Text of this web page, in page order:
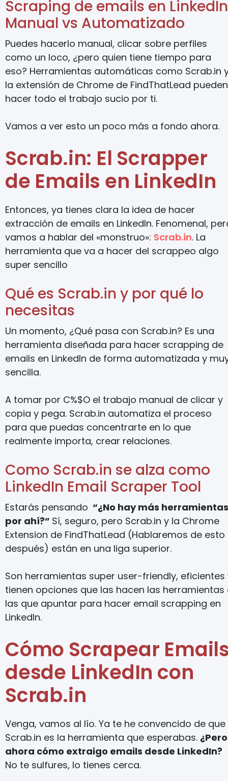
Scraping de emails en LinkedIn
Manual vs Automatizado
Puedes hacerlo manual, clicar sobre perfiles
como un loco, ¿pero quien tiene tiempo para
eso? Herramientas automáticas como Scrab.in
la extensión de Chrome de FindThatLead pueden
hacer todo el trabajo sucio por ti.
Vamos a ver esto un poco más a fondo ahora.
Scrab.in: El Scrapper
de Emails en LinkedIn
Entonces, ya tienes clara la idea de hacer
extracción de emails en LinkedIn. Fenomenal,
vamos a hablar del «monstruo»: Scrab.in. La
herramienta que va a hacer del scrappeo algo
super sencillo
Qué es Scrab.in y por qué lo
necesitas
Un momento, ¿Qué pasa con Scrab.in? Es una
herramienta diseñada para hacer scrapping de
emails en LinkedIn de forma automatizada y
sencilla.
A tomar por C%$O el trabajo manual de clicar y
copia y pega. Scrab.in automatiza el proceso
para que puedas concentrarte en lo que
realmente importa, crear relaciones.
Como Scrab.in se alza como
LinkedIn Email Scraper Tool
Estarás pensando “¿No hay más herramientas
por ahí?” Sí, seguro, pero Scrab.in y la Chrome
Extension de FindThatLead (Hablaremos de esto
después) están en una liga superior.
Son herramientas super user-friendly, eficientes
tienen opciones que las hacen las herramientas
las que apuntar para hacer email scrapping en
LinkedIn.
Cómo Scrapear
desde LinkedIn con
Scrab.in
Venga, vamos al lío. Ya te he convencido de que
Scrab.in es la herramienta que esperabas. ¿Pero
ahora cómo extraigo emails desde LinkedIn?
No te sulfures, lo tienes cerca.